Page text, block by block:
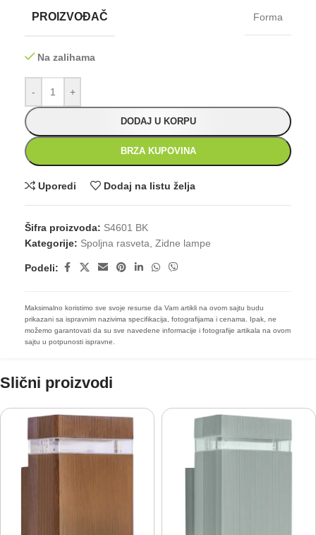
PROIZVOĐAČ Forma
Na zalihama
- +
DODAJ U KORPU
BRZA KUPOVINA
Uporedi Dodaj na listu želja
Šifra proizvoda: S4601 BK
Kategorije: Spoljna rasveta Zidne lampe
Podeli:
Maksimalno koristimo sve svoje resurse da Vam artikli na ovom sajtu budu
prikazani sa ispravnim nazivima specifikacija, fotografijama i cenama. Ipak, ne
možemo garantovati da su sve navedene informacije i fotografije artikala na ovom
sajtu u potpunosti ispravne.
Slični proizvodi